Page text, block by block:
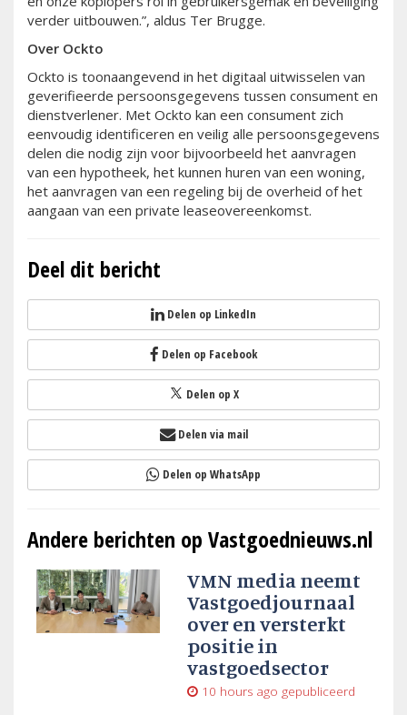
verder uitbouwen.”, aldus Ter Brugge.
Over Ockto
Ockto is toonaangevend in het digitaal uitwisselen van
geverifieerde persoonsgegevens tussen consument en
dienstverlener. Met Ockto kan een consument zich
eenvoudig identificeren en veilig alle persoonsgegevens
delen die nodig zijn voor bijvoorbeeld het aanvragen
van een hypotheek, het kunnen huren van een woning,
het aanvragen van een regeling bij de overheid of het
aangaan van een private leaseovereenkomst.
Deel dit bericht
Delen op LinkedIn
Delen op Facebook
Delen op X
Delen via mail
Delen op WhatsApp
Andere berichten op Vastgoednieuws.nl
VMN media neemt
Vastgoedjournaal
over en versterkt
positie in
vastgoedsector
10 hours ago gepubliceerd